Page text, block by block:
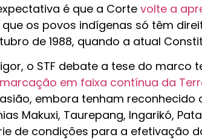
é que a Cortevolte a
que os povos indígenas só têm
de 1988, quando a atual
o STF debate a tese do marco
em faixa contínua da
embora tenham reconhecido
Makuxi, Taurepang, Ingarikó,
de condições para a efetivação